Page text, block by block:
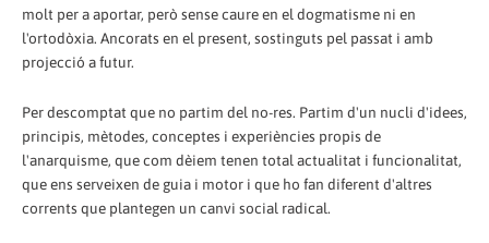
molt per a aportar, però sense caure en el dogmatisme ni en
l'ortodòxia. Ancorats en el present, sostinguts pel passat i amb
projecció a futur.
Per descomptat que no partim del no-res. Partim d'un nucli d'idees,
principis, mètodes, conceptes i experiències propis de
l'anarquisme, que com dèiem tenen total actualitat i funcionalitat,
que ens serveixen de guia i motor i que ho fan diferent d'altres
corrents que plantegen un canvi social radical.